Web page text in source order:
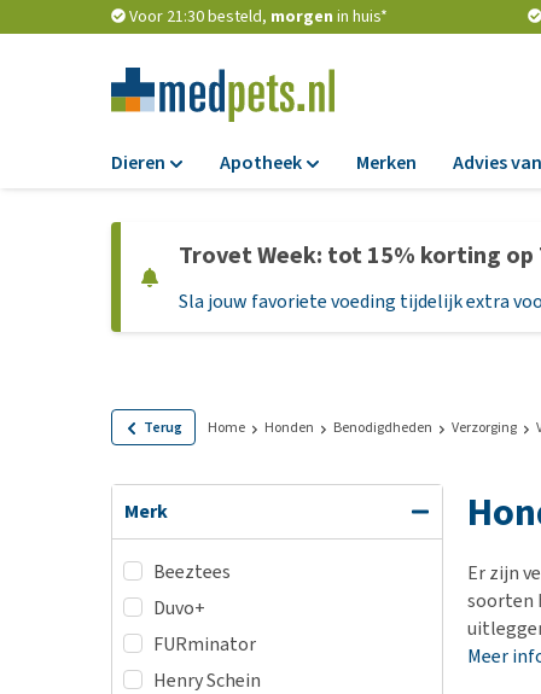
Voor 21:30 besteld, morgen in huis*
Dieren
Hondenbrokken
Natvoer
Graanvrij
Glutenvrij
Biologisch
Vegan
Apotheek
Vlooien en teken
Ontworming
Probiotica en
Medische
BARF
Puppy apotheek
Vuurwerkangst
Bekijk alles
Merken Advies
Trovet Week: tot 15% korting
Sla jouw favoriete voeding tijdelijk extra
Terug Home Honden Benodigdheden Verzorging
Merk
Beeztees
Duvo+
FURminator
Henry Schein
Er zijn
soorten
Meer